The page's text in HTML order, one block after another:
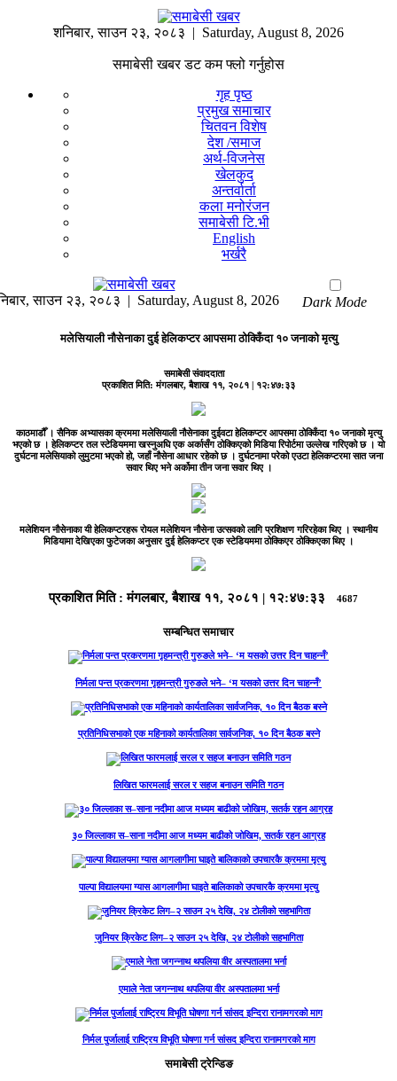
शनिबार,साउन २३, २०८३ | Saturday, August 8, 2026
समाबेसी खबर डट कम फ्लो गर्नुहोस
गृह पृष्ठ
प्रमुख समाचार
चितवन विशेष
देश /समाज
अर्थ-विजनेस
खेलकुद
अन्तर्वार्ता
कला मनोरंजन
समाबेसी टि.भी
English
भर्खरै
,साउन २३, २०८३ | Saturday, August 8, 2026 Dark Mode
मलेसियाली नौसेनाका दुई हेलिकप्टर आपसमा ठोक्किँदा १० जनाको मृत्यु
समाबेसी संवाददाता
प्रकाशित मिति:मंगलबार, बैशाख ११, २०८१ | १२:४७:३३
काठमाडौँ । सैनिक अभ्यासका क्रममा मलेसियाली नौसेनाका दुईवटा हेलिकप्टर आपसमा ठोक्किँदा १० जनाको मृत्यु
भएको छ । हेलिकप्टर तल स्टेडियममा खस्नुअघि एक अर्कासँग ठोक्किएको मिडिया रिपोर्टमा उल्लेख गरिएको छ । यो
दुर्घटना मलेसियाको लुमुटमा भएको हो, जहाँ नौसेना आधार रहेको छ । दुर्घटनामा परेको एउटा हेलिकप्टरमा सात जना
सवार थिए भने अर्कोमा तीन जना सवार थिए ।
मलेशियन नौसेनाका यी हेलिकप्टरहरू रोयल मलेशियन नौसेना उत्सवको लागि प्रशिक्षण गरिरहेका थिए । स्थानीय
मिडियामा देखिएका फुटेजका अनुसार दुई हेलिकप्टर एक स्टेडियममा ठोक्किएर ठोक्किएका थिए ।
प्रकाशित मिति :मंगलबार, बैशाख ११, २०८१ | १२:४७:३३ 4687
सम्बन्धित समाचार
निर्मला पन्त प्रकरणमा गृहमन्त्री गुरुङले भने– ‘म यसको उत्तर दिन चाहन्नँ’
प्रतिनिधिसभाको एक महिनाको कार्यतालिका सार्वजनिक, १० दिन बैठक बस्ने
लिखित फारमलाई सरल र सहज बनाउन समिति गठन
३० जिल्लाका स–साना नदीमा आज मध्यम बाढीको जोखिम, सतर्क रहन आग्रह
पाल्पा विद्यालयमा ग्यास आगलागीमा घाइते बालिकाको उपचारकै क्रममा मृत्यु
जुनियर क्रिकेट लिग–२ साउन २५ देखि, २४ टोलीको सहभागिता
एमाले नेता जगन्नाथ थपलिया वीर अस्पतालमा भर्ना
निर्मल पुर्जालाई राष्ट्रिय विभूति घोषणा गर्न सांसद इन्दिरा रानामगरको माग
समाबेसी ट्रेन्डिङ